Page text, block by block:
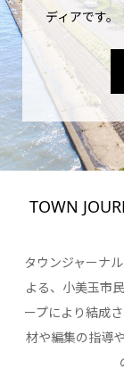
ディアです。
TOWN
タウンジャーナ
よる、小美玉市
ープにより結成
材や編集の指導